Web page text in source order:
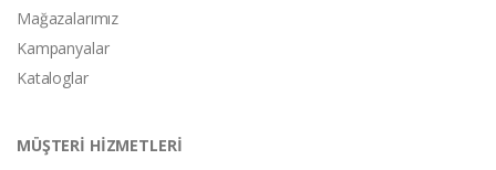
Mağazalarımız
Kampanyalar
Kataloglar
MÜŞTERİ HİZMETLERİ